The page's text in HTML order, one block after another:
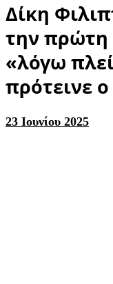
Δίκη
την πρώτη
«λόγω
πρότεινε
23 Ιουνίου 2025